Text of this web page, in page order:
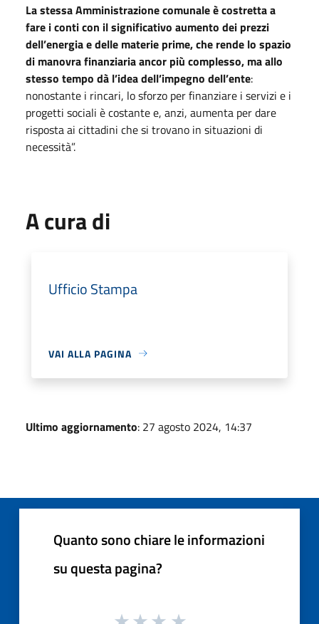
La stessa Amministrazione comunale è costretta a
fare i conti con il significativo aumento dei prezzi
dell’energia e delle materie prime, che rende lo spazio
di manovra finanziaria ancor più complesso, ma allo
stesso tempo dà l’idea dell’impegno dell’ente:
nonostante i rincari, lo sforzo per finanziare i servizi e i
progetti sociali è costante e, anzi, aumenta per dare
risposta ai cittadini che si trovano in situazioni di
necessità”.
A cura di
Ufficio Stampa
VAI ALLA PAGINA
Ultimo aggiornamento: 27 agosto 2024, 14:37
Quanto sono chiare le informazioni
su questa pagina?